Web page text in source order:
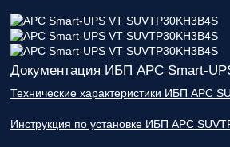
Документация ИБП APC Smart-
Технические характеристики ИБП APC
Инструкция по установке ИБП APC